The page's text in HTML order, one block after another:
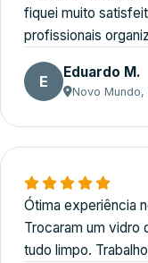
fiquei muito
profissionais
E Eduardo M.
Novo Mundo,
Ótima experiência
Trocaram um vidro
tudo limpo.